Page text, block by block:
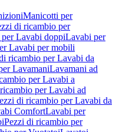
Manicotti per
di ricambio per
Lavabi doppiLavabi per
Lavabi per mobili
ricambio per Lavabi da
LavamaniLavamani ad
per Lavabi a
per Lavabi ad
di ricambio per Lavabi da
ComfortLavabi per
Pezzi di ricambio per